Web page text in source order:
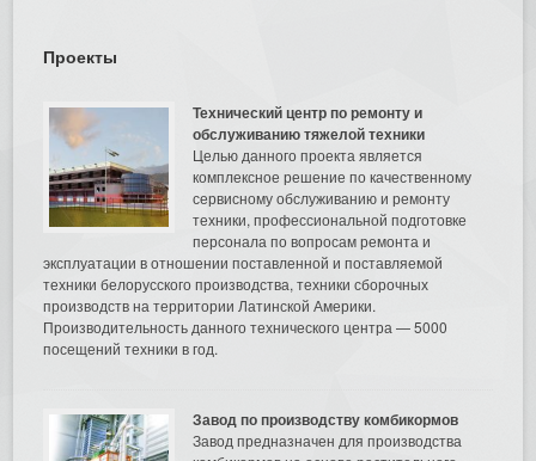
Проекты
Технический центр по ремонту и
обслуживанию тяжелой техники
Целью данного проекта является
комплексное решение по качественному
сервисному обслуживанию и ремонту
техники, профессиональной подготовке
персонала по вопросам ремонта и
эксплуатации в отношении поставленной и поставляемой
техники белорусского производства, техники сборочных
производств на территории Латинской Америки.
Производительность данного технического центра — 5000
посещений техники в год.
Завод по производству комбикормов
Завод предназначен для производства